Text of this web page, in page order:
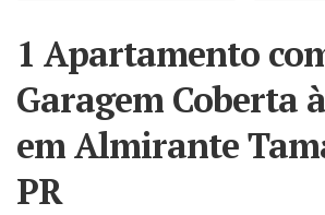
1 Apartamento
Garagem Coberta
em Almirante
PR